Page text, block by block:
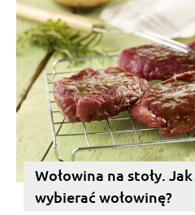
Wołowina na stoły. Jak
wybierać wołowinę?